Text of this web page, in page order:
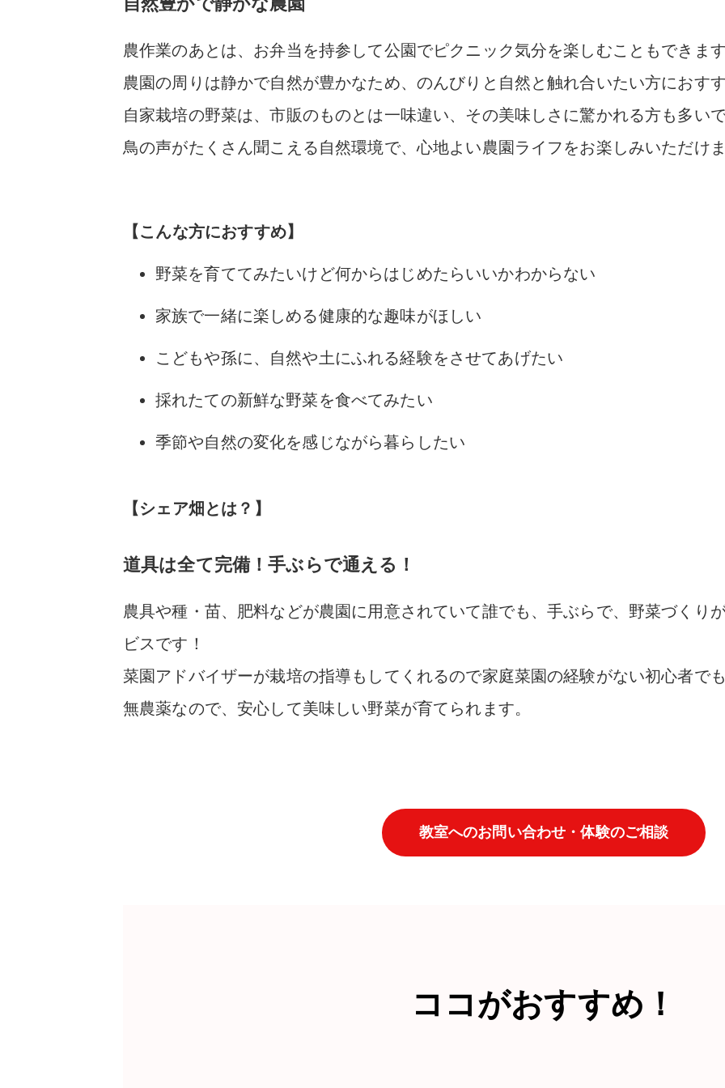
農作業のあとは、お弁当を持参して公園でピクニック気分を楽しむこともできます
農園の周りは静かで自然が豊かなため、のんびりと自然と触れ合いたい方におすす
自家栽培の野菜は、市販のものとは一味違い、その美味しさに驚かれる方も多いで
鳥の声がたくさん聞こえる自然環境で、心地よい農園ライフをお楽しみいただけま
【こんな方におすすめ】
野菜を育ててみたいけど何からはじめたらいいかわからない
家族で一緒に楽しめる健康的な趣味がほしい
こどもや孫に、自然や土にふれる経験をさせてあげたい
採れたての新鮮な野菜を食べてみたい
季節や自然の変化を感じながら暮らしたい
【シェア畑とは？】
道具は全て完備！手ぶらで通える！
農具や種・苗、肥料などが農園に用意されていて誰でも、手ぶらで、 野菜づくり
ビスです！
菜園アドバイザーが栽培の指導もしてくれるので家庭菜園の経験がない初心者で
無農薬なので、安心して美味しい野菜が育てられます。
教室へのお問い合わせ・体験のご相談
ココがおすすめ！